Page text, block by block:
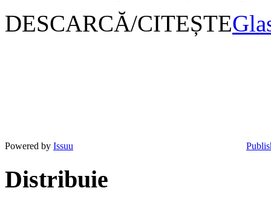
DESCARCĂ/CITEȘTE
Powered by Issuu
Distribuie